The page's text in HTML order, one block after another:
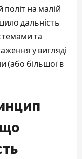
політ на малій
дальність
та
у вигляді
(або більшої в